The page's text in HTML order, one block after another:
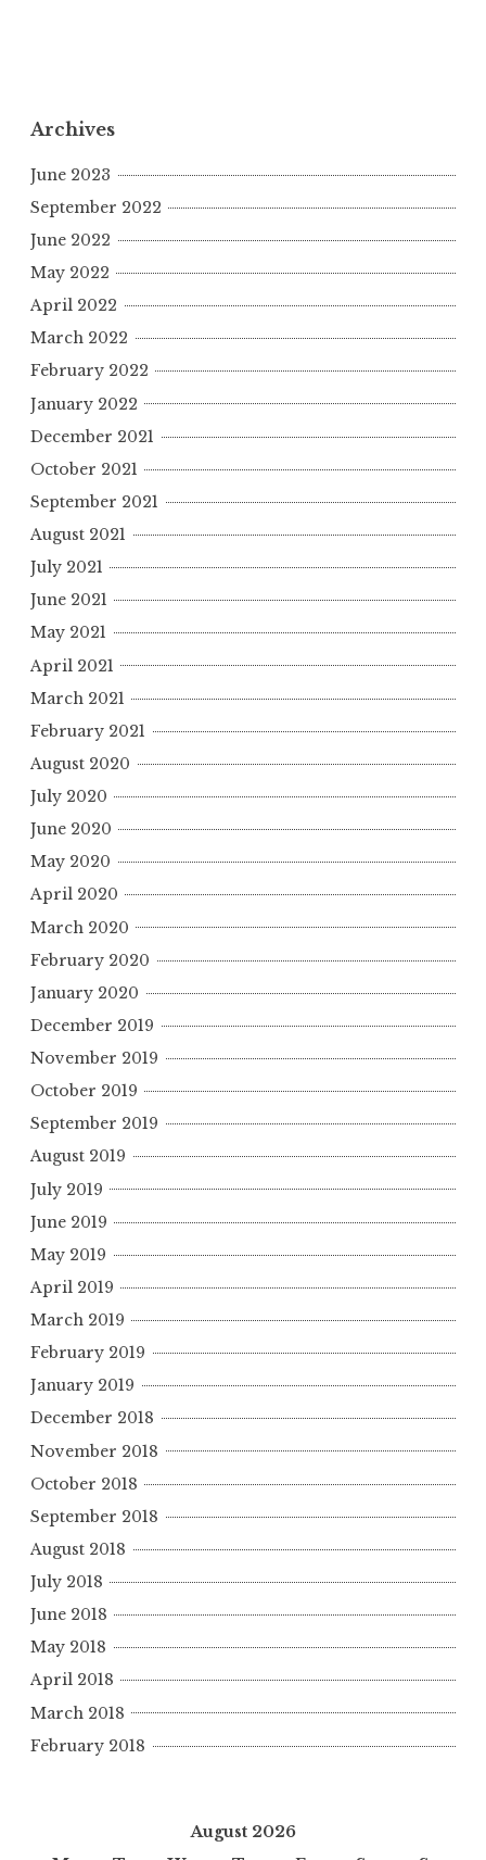
Archives
June 2023
September 2022
June 2022
May 2022
April 2022
March 2022
February 2022
January 2022
December 2021
October 2021
September 2021
August 2021
July 2021
June 2021
May 2021
April 2021
March 2021
February 2021
August 2020
July 2020
June 2020
May 2020
April 2020
March 2020
February 2020
January 2020
December 2019
November 2019
October 2019
September 2019
August 2019
July 2019
June 2019
May 2019
April 2019
March 2019
February 2019
January 2019
December 2018
November 2018
October 2018
September 2018
August 2018
July 2018
June 2018
May 2018
April 2018
March 2018
February 2018
August 2026